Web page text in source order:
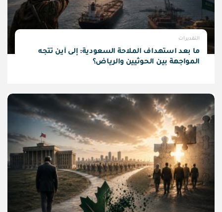
التقديرات
ما بعد استهداف الملاحة السعودية: إلى أين تتجه
المواجهة بين الحوثيين والرياض؟